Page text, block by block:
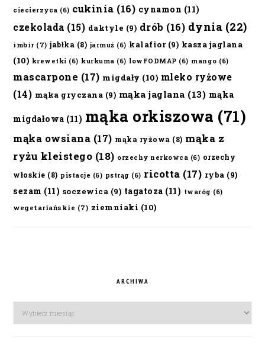
ciecierzyca (6) cukinia (16) cynamon (11)
czekolada (15) daktyle (9) drób (16) dynia (22)
imbir (7) jabłka (8) jarmuż (6) kalafior(9) kasza jaglana
(10) krewetki (6) kurkuma (6) lowFODMAP (6) mango (6)
mascarpone (17) migdały (10) mleko ryżowe
(14) mąka gryczana (9) mąka jaglana (13) mąka
migdałowa (11) mąka orkiszowa (71)
mąka owsiana (17) mąka ryżowa (8) mąka z
ryżu kleistego (18) orzechy nerkowca (6) orzechy
włoskie (8) pistacje (6) pstrąg (6) ricotta (17) ryba (9)
sezam (11) soczewica (9) tagatoza (11) twaróg (6)
wegetariańskie (7) ziemniaki (10)
ARCHIWA
Archiwa